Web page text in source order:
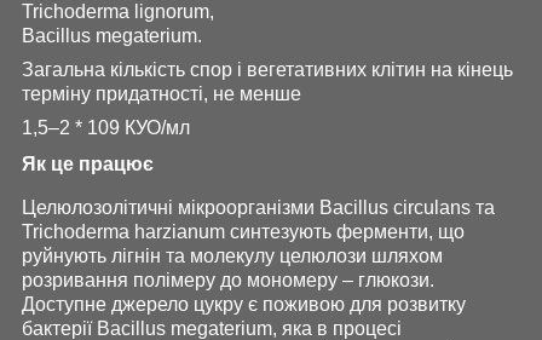
Trichoderma lignorum,
Bacillus megaterium.
Загальна кількість спор і вегетативних клітин на кінець
терміну придатності, не менше
1,5–2 * 109 КУО/мл
Як це працює
Целюлозолітичні мікроорганізми Bacillus circulans та
Trichoderma harzianum синтезують ферменти, що
руйнують лігнін та молекулу целюлози шляхом
розривання полімеру до мономеру – глюкози.
Доступне джерело цукру є поживою для розвитку
бактерії Bacillus megaterium, яка в процесі